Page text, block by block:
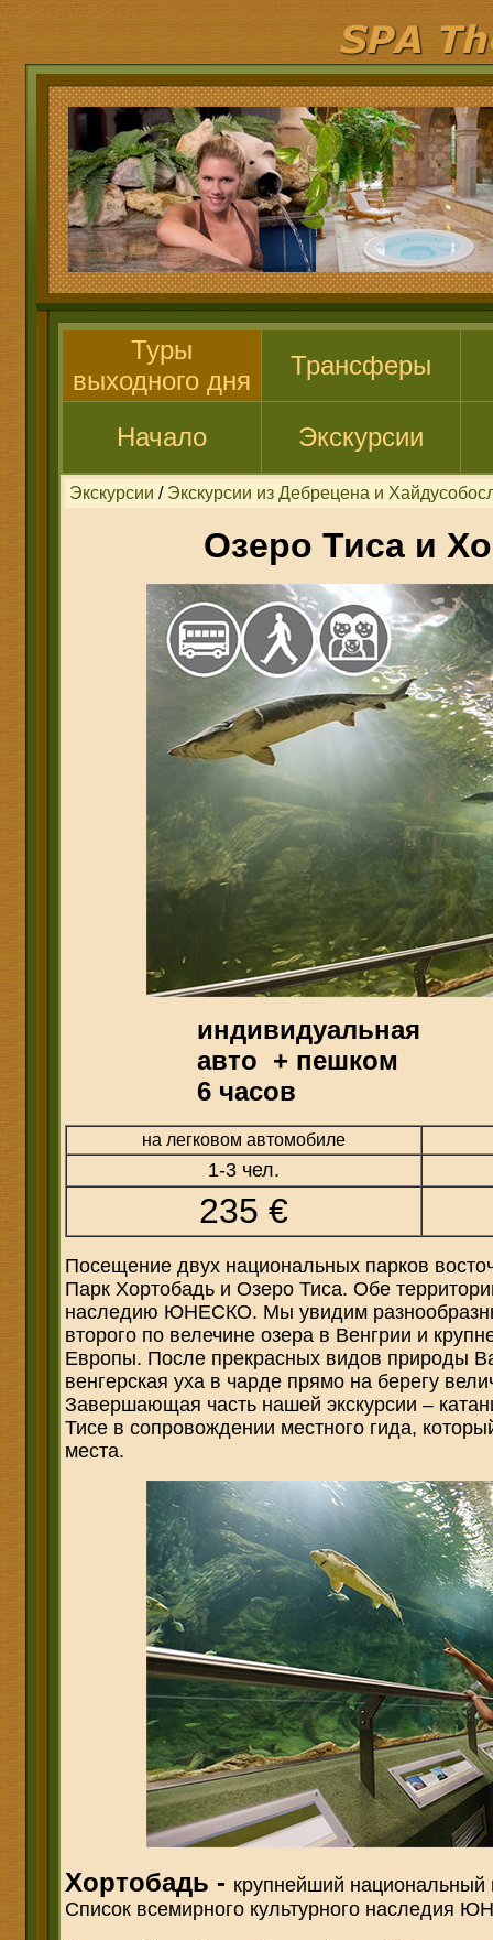
Туры
выходного дня
Трансферы
Начало Экскурсии
Экскурсии / Экскурсии из Дебрецена и
Озеро Тиса и
индивидуальная
авто + пешком
6 часов
на легковом автомобиле
1-3 чел.
235 €
Посещение двух национальных парков
Парк Хортобадь и Озеро Тиса. Обe
наследию ЮНЕСКО. Мы увидим
второго по велечине озера в Венгрии и
Европы. После прекрасных видов природы
венгерская уха в чарде прямо на берегу
Завершающая часть нашей экскурсии –
Тисе в сопровождении местного гида,
места.
Хортобадь - крупнейший национальный
Список всемирного культурного наследия